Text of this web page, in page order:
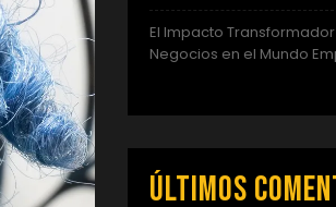
El Impacto
Negocios en el Mundo
Últimos